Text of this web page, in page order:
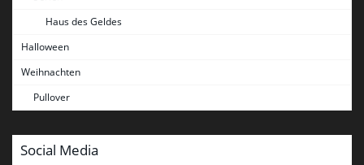
Haus des Geldes
Halloween
Weihnachten
Pullover
Social Media